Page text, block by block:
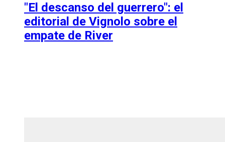
"El descanso del guerrero": el
editorial de Vignolo sobre el
empate de River